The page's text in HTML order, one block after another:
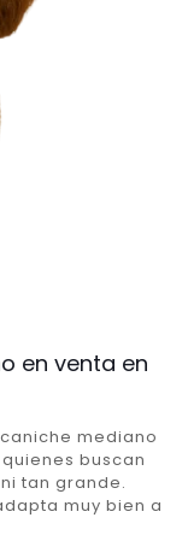
en venta en
mediano
buscan
tan grande.
muy bien a